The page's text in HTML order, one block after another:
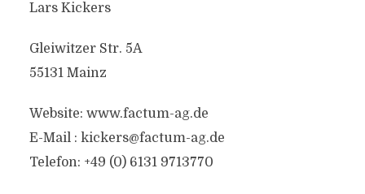
Lars Kickers
Gleiwitzer Str. 5A
55131 Mainz
Website: www.factum-ag.de
E-Mail : kickers@factum-ag.de
Telefon: +49 (0) 6131 9713770